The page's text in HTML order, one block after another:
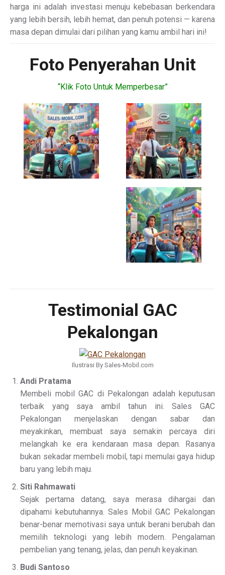
harga ini adalah investasi menuju kebebasan berkendara
yang lebih bersih, lebih hemat, dan penuh potensi — karena
masa depan dimulai dari pilihan yang kamu ambil hari ini!
Foto Penyerahan Unit
“Klik Foto Untuk Memperbesar”
Testimonial GAC
Pekalongan
Ilustrasi By Sales-Mobil.com
Andi Pratama
Membeli mobil GAC di Pekalongan adalah keputusan
terbaik yang saya ambil tahun ini. Sales GAC
Pekalongan menjelaskan dengan sabar dan
meyakinkan, membuat saya semakin percaya diri
melangkah ke era kendaraan masa depan. Rasanya
bukan sekadar membeli mobil, tapi memulai gaya hidup
baru yang lebih maju.
Siti Rahmawati
Sejak pertama datang, saya merasa dihargai dan
dipahami kebutuhannya. Sales Mobil GAC Pekalongan
benar-benar memotivasi saya untuk berani berubah dan
memilih teknologi yang lebih modern. Pengalaman
pembelian yang tenang, jelas, dan penuh keyakinan.
Budi Santoso